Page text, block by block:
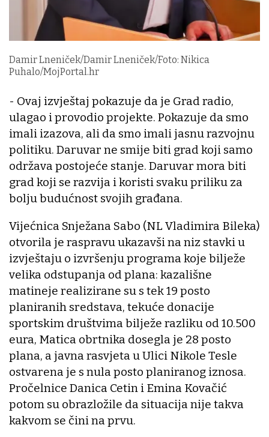
Damir Lneniček/Damir Lneniček/Foto: Nikica
Puhalo/MojPortal.hr
- Ovaj izvještaj pokazuje da je Grad radio,
ulagao i provodio projekte. Pokazuje da smo
imali izazova, ali da smo imali jasnu razvojnu
politiku. Daruvar ne smije biti grad koji samo
održava postojeće stanje. Daruvar mora biti
grad koji se razvija i koristi svaku priliku za
bolju budućnost svojih građana.
Vijećnica Snježana Sabo (NL Vladimira Bileka)
otvorila je raspravu ukazavši na niz stavki u
izvještaju o izvršenju programa koje bilježe
velika odstupanja od plana: kazališne
matineje realizirane su s tek 19 posto
planiranih sredstava, tekuće donacije
sportskim društvima bilježe razliku od 10.500
eura, Matica obrtnika dosegla je 28 posto
plana, a javna rasvjeta u Ulici Nikole Tesle
ostvarena je s nula posto planiranog iznosa.
Pročelnice Danica Cetin i Emina Kovačić
potom su obrazložile da situacija nije takva
kakvom se čini na prvu.